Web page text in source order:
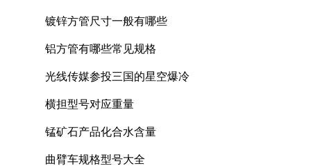
镀锌方管尺寸一般有哪些
铝方管有哪些常见规格
光线传媒参投三国的星空爆冷
横担型号对应重量
锰矿石产品化合水含量
曲臂车规格型号大全